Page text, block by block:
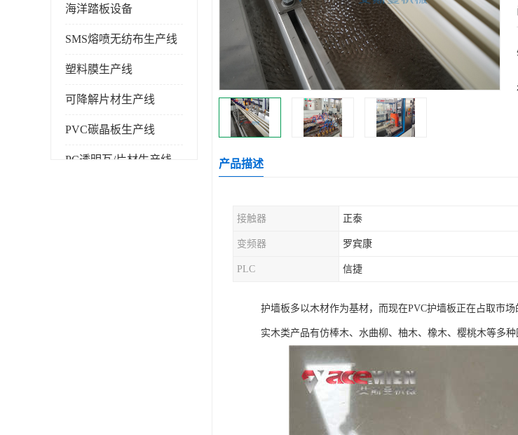
海洋踏板设备
SMS熔喷无纺布生产线
塑料膜生产线
可降解片材生产线
PVC碳晶板生产线
PC透明瓦/片材生产线 产品描述
接触器 正泰
变频器 罗宾康
PLC 信捷
护墙板多以木材作为基材，而现在PVC护墙板正在占取市场
实木类产品有仿棒木、水曲柳、柚木、橡木、樱桃木等多